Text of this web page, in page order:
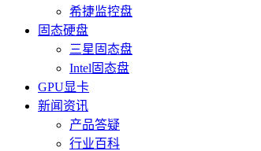
希捷监控盘
固态硬盘
三星固态盘
Intel固态盘
GPU显卡
新闻资讯
产品答疑
行业百科